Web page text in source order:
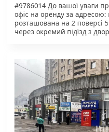
#9786014 До вашої уваги
офіс на оренду за адресою:
розташована на 2 поверсі
через окремий підїзд з
Приміщення
сейф, холодильник. В
розглядати приміщення
(установити бойлер та
інфраструктура. У пішій
Тихий та затишний двір,
паркування. Зручна
нерухомості "Квартали"
отримуєте лише